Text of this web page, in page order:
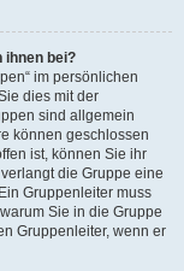
ihnen bei?
im persönlichen
dies mit der
sind allgemein
können geschlossen
ist, können Sie ihr
die Gruppe eine
Gruppenleiter muss
Sie in die Gruppe
Gruppenleiter, wenn er